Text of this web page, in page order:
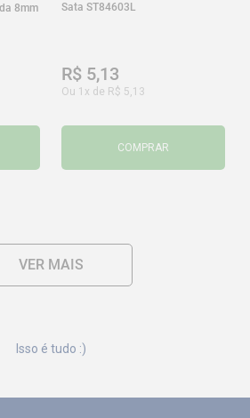
8mm
Sata ST84603L
R$ 5,13
Ou 1 x de R$ 5,13
COMPRAR
Isso é tudo :)